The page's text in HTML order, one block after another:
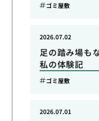
ゴミ屋敷
足の踏み場も
私の体験記
2026.07.02
ゴミ屋敷
2026.07.01